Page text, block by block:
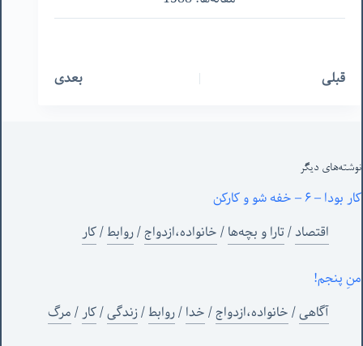
قبلی بعدی
نوشته‌های‌ دیگر
کار بودا – ۶ – خفه شو و کارکن
اقتصاد/تارا و بچه‌ها/خانواده،ازدواج/روابط/کار
منِ پنجم!
آگاهی/خانواده،ازدواج/خدا/روابط/زندگی/کار/مرگ